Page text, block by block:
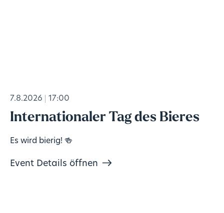
7.8.2026 17:00
Internationaler Tag des Bieres
Es wird bierig! 🍻
Event Details öffnen